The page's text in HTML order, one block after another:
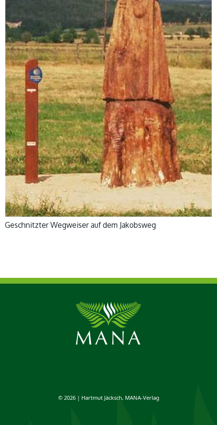
Geschnitzter Wegweiser auf dem Jakobsweg
© 2026 | Hartmut Jäcksch, MANA-Verlag